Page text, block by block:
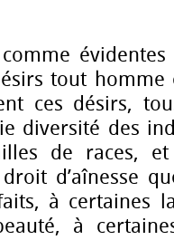
tout
ces désirs,
diversité des
de races,
d’aînesse
à certaines
à